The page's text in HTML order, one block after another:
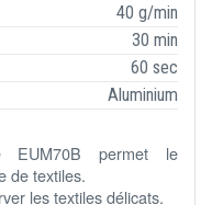
40 g/min
30 min
60 sec
Aluminium
EUM70B permet le
de textiles.
les textiles délicats.